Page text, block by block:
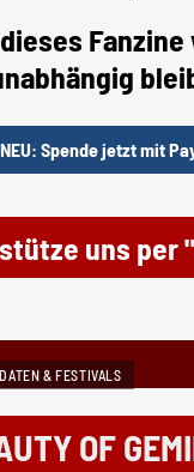
NEU: Spende jetzt mit
uns per
& FESTIVALS
OF